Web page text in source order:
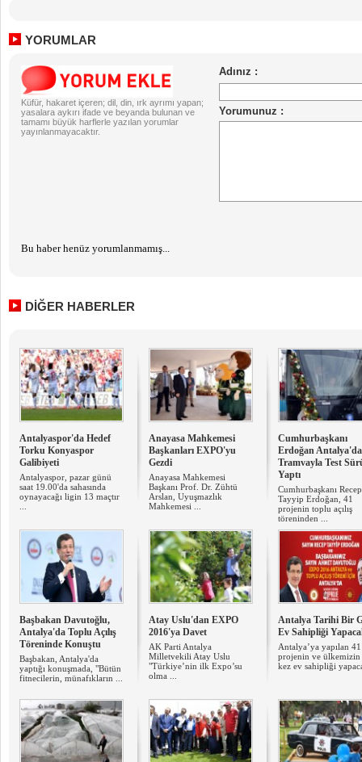
YORUMLAR
Küfür, hakaret içeren; dil, din, ırk ayrımı yapan;
yasalara aykırı ifade ve beyanda bulunan ve
tamamı büyük harflerle yazılan yorumlar
yayınlanmayacaktır.
Bu haber henüz yorumlanmamış...
DİĞER HABERLER
Antalyaspor'da Hedef
Torku Konyaspor
Galibiyeti
Antalyaspor, pazar günü
saat 19.00'da sahasında
oynayacağı ligin 13 maçtır
Anayasa Mahkemesi
Başkanları EXPO'yu
Gezdi
Anayasa Mahkemesi
Başkanı Prof. Dr. Zühtü
Arslan, Uyuşmazlık
Mahkemesi ...
Cumhurbaşkanı
Erdoğan Antalya'da
Tramvayla Test
Yaptı
Cumhurbaşkanı Recep
Tayyip Erdoğan, 41
projenin toplu açılış
töreninden ...
Başbakan Davutoğlu,
Antalya'da Toplu Açılış
Töreninde Konuştu
Başbakan, Antalya'da
yaptığı konuşmada, "Bütün
fitnecilerin, münafıkların ...
Atay Uslu'dan EXPO
2016'ya Davet
AK Parti Antalya
Milletvekili Atay Uslu
"Türkiye’nin ilk Expo’su
olma ...
Antalya Tarihi Bir
Ev Sahipliği
Antalya’ya yapılan 41
projenin ve
kez ev sahipliği